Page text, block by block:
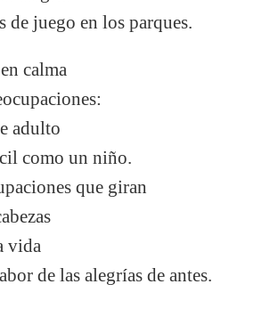
de juego en los parques.
calma
adulto
como un niño.
que giran
vida
de las alegrías de antes.